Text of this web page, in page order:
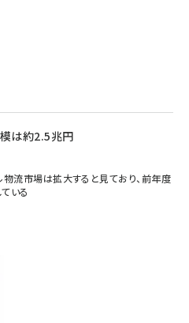
は約2.5兆円
流市場は拡大すると見ており、前年度
いる